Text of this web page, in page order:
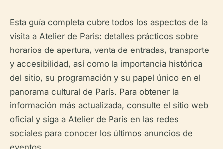
Esta guía completa cubre todos los aspectos de la
visita a Atelier de Paris: detalles prácticos sobre
horarios de apertura, venta de entradas, transporte
y accesibilidad, así como la importancia histórica
del sitio, su programación y su papel único en el
panorama cultural de París. Para obtener la
información más actualizada, consulte el sitio web
oficial y siga a Atelier de Paris en las redes
sociales para conocer los últimos anuncios de
eventos.